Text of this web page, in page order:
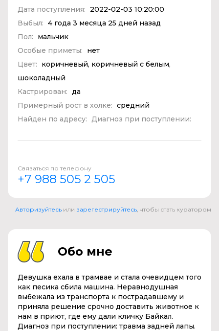
Дата поступления:
2022-02-03 10:20:00
Выбыл: 4 года 3 месяца 25 дней назад
Пол:
мальчик
Особые приметы:
нет
Цвет:
коричневый, коричневый с белым,
шоколадный
Кастрирован: да
Примерный рост в холке: средний
Найден по адресу: Диагноз при поступлении:
Связаться по телефону
+7 988 505 2 505
Авторизуйтесь или зарегестрируйтесь , чтобы стать куратором
Обо мне
Девушка ехала в трамвае и стала очевидцем того
как песика сбила машина. Неравнодушная
выбежала из транспорта к пострадавшему и
приняла решение срочно доставить животное к
нам в приют, где ему дали кличку Байкал.
Диагноз при поступлении: травма задней лапы.